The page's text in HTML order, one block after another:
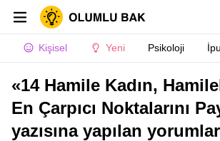
Kişisel Yeni Psikoloji
«14 Hamile Kadın,
En Çarpıcı Noktalarını
yazısına yapılan yorumlar